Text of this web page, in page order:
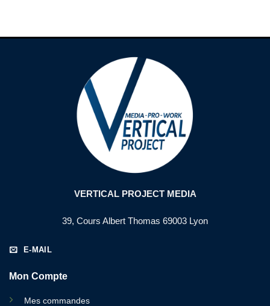
VERTICAL PROJECT MEDIA
39, Cours Albert Thomas 69003 Lyon
E-MAIL
Mon Compte
Mes commandes